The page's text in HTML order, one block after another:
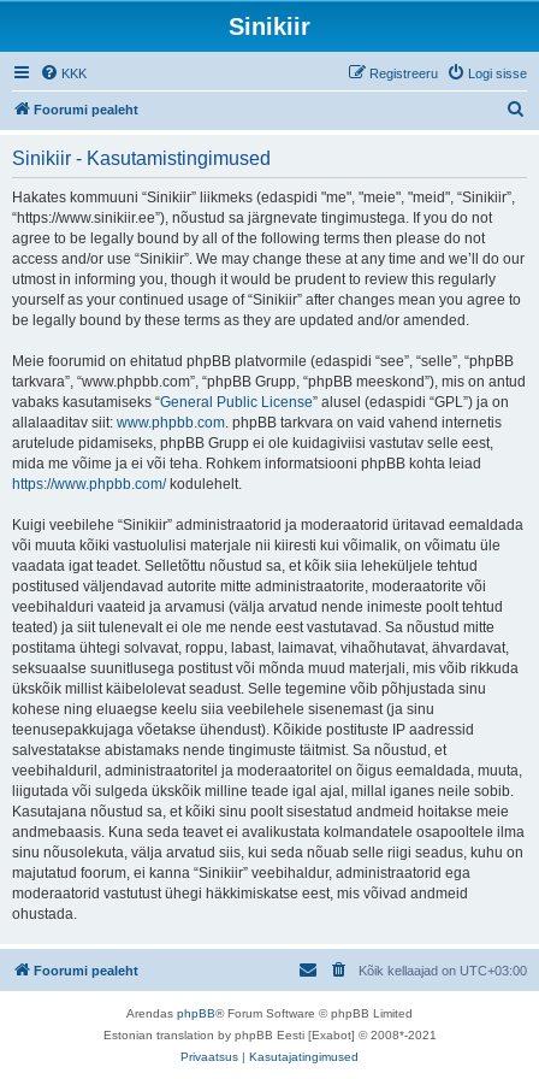
Sinikiir
KKK Logi sisse
Registreeru
Foorumi pealeht
Sinikiir - Kasutamistingimused
Hakates kommuuni “Sinikiir” liikmeks (edaspidi "me", "meie", "meid", “Sinikiir”,
“https://www.sinikiir.ee”), nõustud sa järgnevate tingimustega. If you do not
agree to be legally bound by all of the following terms then please do not
access and/or use “Sinikiir”. We may change these at any time and we’ll do our
utmost in informing you, though it would be prudent to review this regularly
yourself as your continued usage of “Sinikiir” after changes mean you agree to
be legally bound by these terms as they are updated and/or amended.
Meie foorumid on ehitatud phpBB platvormile (edaspidi “see”, “selle”, “phpBB
tarkvara”, “www.phpbb.com”, “phpBB Grupp, “phpBB meeskond”), mis on antud
vabaks kasutamiseks “General Public License” alusel (edaspidi “GPL”) ja on
allalaaditav siit: www.phpbb.com. phpBB tarkvara on vaid vahend internetis
arutelude pidamiseks, phpBB Grupp ei ole kuidagiviisi vastutav selle eest,
mida me võime ja ei või teha. Rohkem informatsiooni phpBB kohta leiad
https://www.phpbb.com/kodulehelt.
Kuigi veebilehe “Sinikiir” administraatorid ja moderaatorid üritavad eemaldada
või muuta kõiki vastuolulisi materjale nii kiiresti kui võimalik, on võimatu üle
vaadata igat teadet. Selletõttu nõustud sa, et kõik siia leheküljele tehtud
postitused väljendavad autorite mitte administraatorite, moderaatorite või
veebihalduri vaateid ja arvamusi (välja arvatud nende inimeste poolt tehtud
teated) ja siit tulenevalt ei ole me nende eest vastutavad. Sa nõustud mitte
postitama ühtegi solvavat, roppu, labast, laimavat, vihaõhutavat, ähvardavat,
seksuaalse suunitlusega postitust või mõnda muud materjali, mis võib rikkuda
ükskõik millist käibelolevat seadust. Selle tegemine võib põhjustada sinu
kohese ning eluaegse keelu siia veebilehele sisenemast (ja sinu
teenusepakkujaga võetakse ühendust). Kõikide postituste IP aadressid
salvestatakse abistamaks nende tingimuste täitmist. Sa nõustud, et
veebihalduril, administraatoritel ja moderaatoritel on õigus eemaldada, muuta,
liigutada või sulgeda ükskõik milline teade igal ajal, millal iganes neile sobib.
Kasutajana nõustud sa, et kõiki sinu poolt sisestatud andmeid hoitakse meie
andmebaasis. Kuna seda teavet ei avalikustata kolmandatele osapooltele ilma
sinu nõusolekuta, välja arvatud siis, kui seda nõuab selle riigi seadus, kuhu on
majutatud foorum, ei kanna “Sinikiir” veebihaldur, administraatorid ega
moderaatorid vastutust ühegi häkkimiskatse eest, mis võivad andmeid
ohustada.
Foorumi pealeht Kõik kellaajad on UTC+03:00
Arendas phpBB® Forum Software © phpBB Limited
Estonian translation by phpBB Eesti [Exabot] © 2008*-2021
Privaatsus | Kasutajatingimused